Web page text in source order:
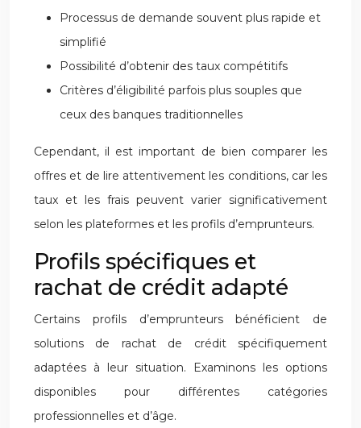
Processus de demande souvent plus rapide et
simplifié
Possibilité d’obtenir des taux compétitifs
Critères d’éligibilité parfois plus souples que
ceux des banques traditionnelles
Cependant, il est important de bien comparer les
offres et de lire attentivement les conditions, car les
taux et les frais peuvent varier significativement
selon les plateformes et les profils d’emprunteurs.
Profils spécifiques et
rachat de crédit adapté
Certains profils d’emprunteurs bénéficient de
solutions de rachat de crédit spécifiquement
adaptées à leur situation. Examinons les options
disponibles pour différentes catégories
professionnelles et d’âge.